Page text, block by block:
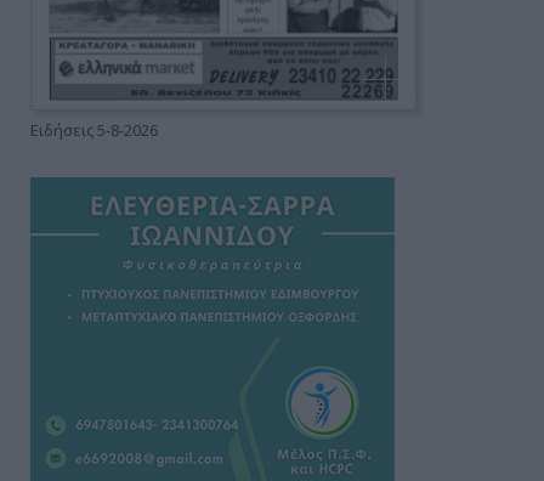
Ειδήσεις 5-8-2026